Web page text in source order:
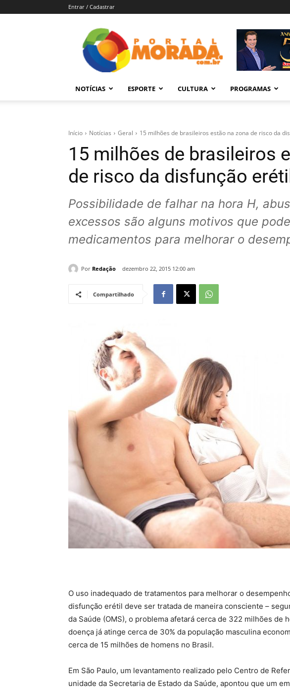
Entrar / Cadastrar
Morada
–
Araraquara
NOTÍCIAS ESPORTE CULTURA PROGRAMAS
Início Notícias Geral 15 milhões de brasileiros estão na zona de risco da
15 milhões de brasileiros
de risco da disfunção erétil
Possibilidade de falhar na hora H,
excessos são alguns motivos que
medicamentos para melhorar o
Por Redação dezembro 22, 2015 12:00 am
Compartilhado
O uso inadequado de tratamentos para melhorar o
disfunção erétil deve ser tratada de maneira consciente –
da Saúde (OMS), o problema afetará cerca de 322 milhões de
doença já atinge cerca de 30% da população masculina
cerca de 15 milhões de homens no Brasil.
Em São Paulo, um levantamento realizado pelo Centro de
unidade da Secretaria de Estado da Saúde, apontou que um